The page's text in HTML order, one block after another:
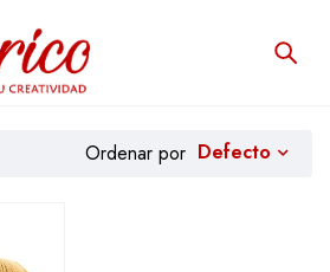
Ordenar por Defecto